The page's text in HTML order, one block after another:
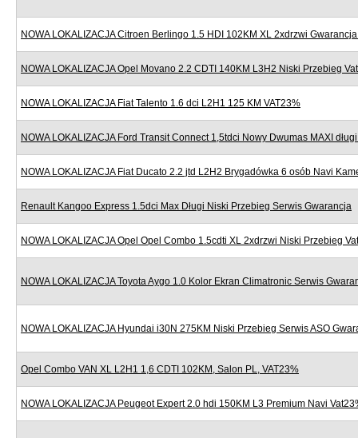
NOWA LOKALIZACJA Citroen Berlingo 1.5 HDI 102KM XL 2xdrzwi
NOWA LOKALIZACJA Opel Movano 2.2 CDTI 140KM L3H2 Niski Przebieg
NOWA LOKALIZACJA Fiat Talento 1.6 dci L2H1 125 KM VAT23%
NOWA LOKALIZACJA Ford Transit Connect 1,5tdci Nowy Dwumas MAXI
NOWA LOKALIZACJA Fiat Ducato 2.2 jtd L2H2 Brygadówka 6 osób Navi
Renault Kangoo Express 1.5dci Max Długi Niski Przebieg Serwis Gwarancja
NOWA LOKALIZACJA Opel Opel Combo 1.5cdti XL 2xdrzwi Niski Przebieg
NOWA LOKALIZACJA Toyota Aygo 1.0 Kolor Ekran Climatronic Serwis
NOWA LOKALIZACJA Hyundai i30N 275KM Niski Przebieg Serwis ASO
Opel Combo VAN XL L2H1 1,6 CDTI 102KM, Salon PL, VAT23%
NOWA LOKALIZACJA Peugeot Expert 2.0 hdi 150KM L3 Premium Navi